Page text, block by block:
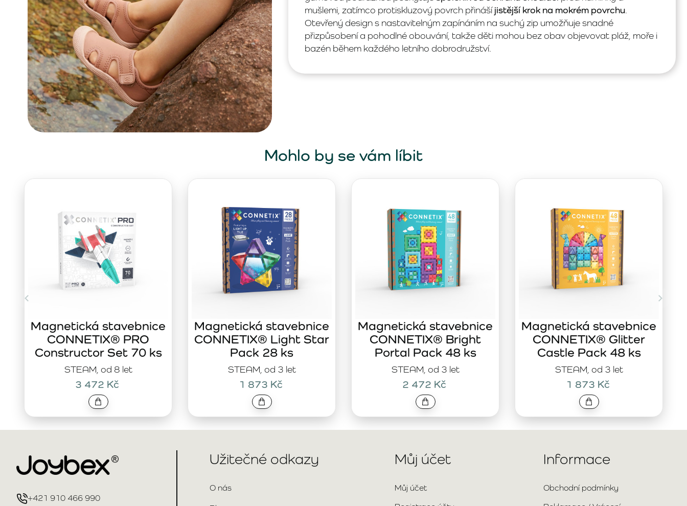
mušlemi, zatímco protiskluzový povrch přinášíjistější krok na mokrém povrchu.
Otevřený design s nastavitelným zapínáním na suchý zip umožňuje snadné
přizpůsobení a pohodlné obouvání, takže děti mohou bez obav objevovat pláž, moře i
bazén během každého letního dobrodružství.
Mohlo by se vám líbit
STEAM, od 8 let
Magnetická stavebnice
CONNETIX® PRO
Constructor Set 70 ks
3 472 Kč
STEAM, od 3 let
Magnetická stavebnice
CONNETIX® Light Star
Pack 28 ks
1 873 Kč
STEAM, od 3 let
Magnetická stavebnice
CONNETIX® Bright
Portal Pack 48 ks
2 472 Kč
STEAM, od 3 let
Magnetická stavebnice
CONNETIX® Glitter
Castle Pack 48 ks
1 873 Kč
+421 910 466 990
Užitečné odkazy
O nás
Můj účet
Můj účet
Informace
Obchodní podmínky